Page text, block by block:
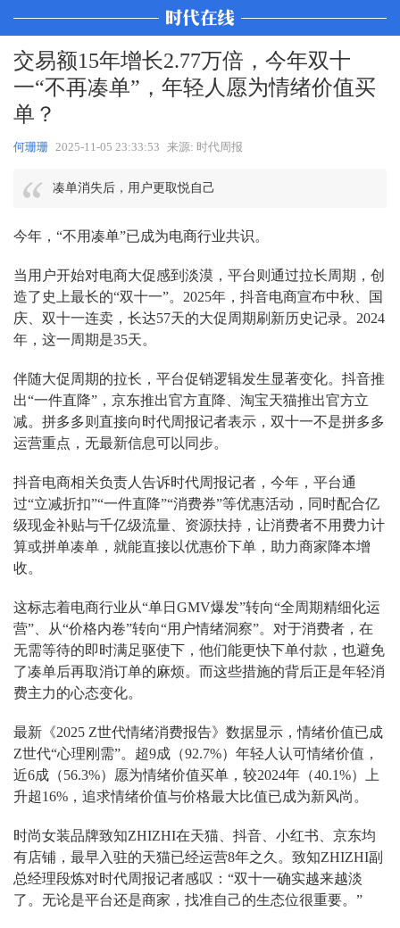
交易额15年增长2.77万倍，今年双十
一“不再凑单”，年轻人愿为情绪价值买
单？
何珊珊 2025-11-05 23:33:53 来源: 时代周报
凑单消失后，用户更取悦自己
今年，“不用凑单”已成为电商行业共识。
当用户开始对电商大促感到淡漠，平台则通过拉长周期，创
造了史上最长的“双十一”。2025年，抖音电商宣布中秋、国
庆、双十一连卖，长达57天的大促周期刷新历史记录。2024
年，这一周期是35天。
伴随大促周期的拉长，平台促销逻辑发生显著变化。抖音推
出“一件直降”，京东推出官方直降、淘宝天猫推出官方立
减。拼多多则直接向时代周报记者表示，双十一不是拼多多
运营重点，无最新信息可以同步。
抖音电商相关负责人告诉时代周报记者，今年，平台通
过“立减折扣”“一件直降”“消费券”等优惠活动，同时配合亿
级现金补贴与千亿级流量、资源扶持，让消费者不用费力计
算或拼单凑单，就能直接以优惠价下单，助力商家降本增
收。
这标志着电商行业从“单日GMV爆发”转向“全周期精细化运
营”、从“价格内卷”转向“用户情绪洞察”。对于消费者，在
无需等待的即时满足驱使下，他们能更快下单付款，也避免
了凑单后再取消订单的麻烦。而这些措施的背后正是年轻消
费主力的心态变化。
最新《2025 Z世代情绪消费报告》数据显示，情绪价值已成
Z世代“心理刚需”。超9成（92.7%）年轻人认可情绪价值，
近6成（56.3%）愿为情绪价值买单，较2024年（40.1%）上
升超16%，追求情绪价值与价格最大比值已成为新风尚。
时尚女装品牌致知ZHIZHI在天猫、抖音、小红书、京东均
有店铺，最早入驻的天猫已经运营8年之久。致知ZHIZHI副
总经理段炼对时代周报记者感叹：“双十一确实越来越淡
了。无论是平台还是商家，找准自己的生态位很重要。”